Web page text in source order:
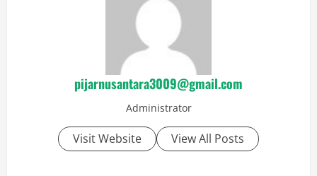
pijarnusantara3009@gmail.com
Administrator
Visit Website View All Posts